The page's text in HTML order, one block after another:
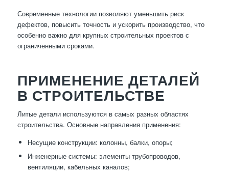
Современные технологии позволяют уменьшить риск
дефектов, повысить точность и ускорить производство, что
особенно важно для крупных строительных проектов с
ограниченными сроками.
ПРИМЕНЕНИЕ ДЕТАЛЕЙ
В СТРОИТЕЛЬСТВЕ
Литые детали используются в самых разных областях
строительства. Основные направления применения:
Несущие конструкции: колонны, балки, опоры;
Инженерные системы: элементы трубопроводов,
вентиляции, кабельных каналов;